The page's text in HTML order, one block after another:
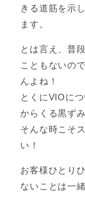
きる道筋を示
ます。
とは言え、普
こともないの
んよね！
とくにVIOに
からくる黒ず
そんな時こそ
い！
お客様ひとり
ないことは一